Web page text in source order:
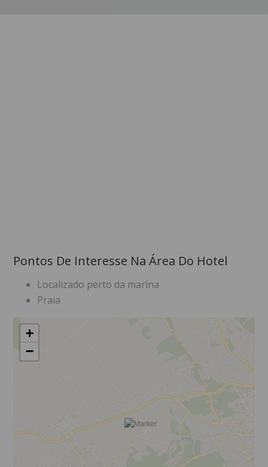
Pontos De Interesse Na Área Do Hotel
Localizado perto da marina
Praia
+
−